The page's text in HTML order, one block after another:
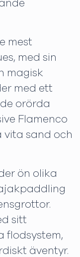
mest
med sin
magisk
med ett
orörda
Flamenco
vita sand och
ön olika
sitt
flodsystem,
äventyr.